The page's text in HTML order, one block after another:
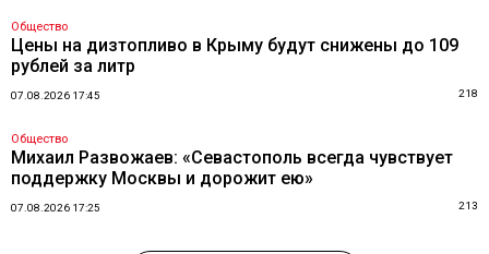
Общество
Цены на дизтопливо в Крыму будут снижены до 109
рублей за литр
07.08.2026 17:45 218
Общество
Михаил Развожаев: «Севастополь всегда чувствует
поддержку Москвы и дорожит ею»
07.08.2026 17:25 213